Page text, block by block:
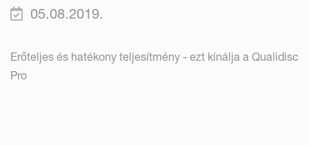
05.08.2019.
Erőteljes és hatékony teljesítmény - ezt kínálja a Qualidisc
Pro